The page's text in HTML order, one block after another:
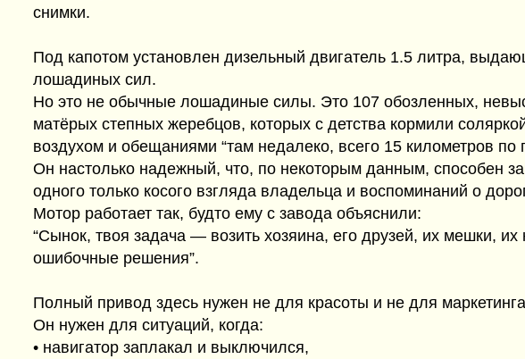
снимки.
Под капотом установлен дизельный двигатель 1.5 литра,
лошадиных сил.
Но это не обычные лошадиные силы. Это 107 обозленных,
матёрых степных жеребцов, которых с детства кормили
воздухом и обещаниями “там недалеко, всего 15 километров по
Он настолько надежный, что, по некоторым данным, способен
одного только косого взгляда владельца и воспоминаний о
Мотор работает так, будто ему с завода объяснили:
“Сынок, твоя задача — возить хозяина, его друзей, их мешки,
ошибочные решения”.
Полный привод здесь нужен не для красоты и не для
Он нужен для ситуаций, когда:
• навигатор заплакал и выключился,